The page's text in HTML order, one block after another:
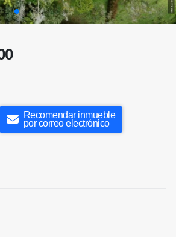
Recomendar inmueble
por correo electrónico